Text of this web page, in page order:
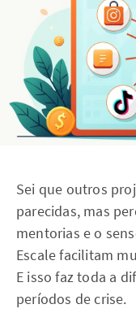
Sei que outros
parecidas, mas
mentorias e o
Escale facilitam
E isso faz toda a
períodos de crise.